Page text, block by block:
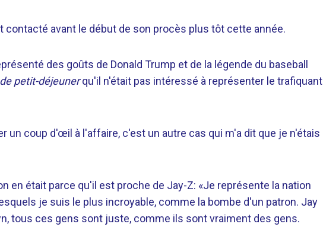
contacté avant le début de son procès plus tôt cette année.
des goûts de Donald Trump et de la légende du baseball
petit-déjeunerqu'il n'était pas intéressé à représenter le trafiquant
un coup d'œil à l'affaire, c'est un autre cas qui m'a dit que je n'étais
en était parce qu'il est proche de Jay-Z: «Je représente la nation
je suis le plus incroyable, comme la bombe d'un patron. Jay
tous ces gens sont juste, comme ils sont vraiment des gens.